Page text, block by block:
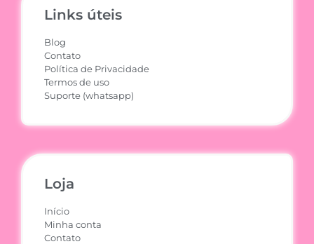
Links úteis
Blog
Contato
Política de Privacidade
Termos de uso
Suporte (whatsapp)
Loja
Início
Minha conta
Contato